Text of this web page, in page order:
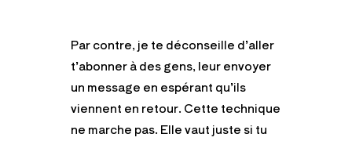
Par contre, je te déconseille d’aller
t’abonner à des gens, leur envoyer
un message en espérant qu’ils
viennent en retour. Cette technique
ne marche pas. Elle vaut juste si tu